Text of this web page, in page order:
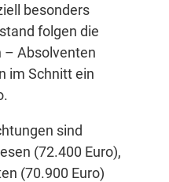
besonders
folgen die
– Absolventen
im Schnitt ein
sind
(72.400 Euro),
(70.900 Euro)